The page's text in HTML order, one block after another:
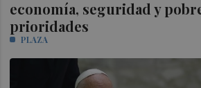
economía, seguridad y
prioridades
PLAZA